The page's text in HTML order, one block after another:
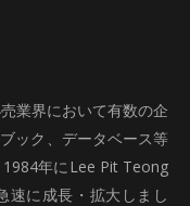
業界において有数の企
ック、データベース等
年にLee Pit Teong
速に成長・拡大しまし